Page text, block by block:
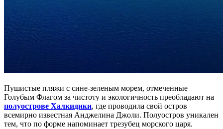
Пушистые пляжи с сине-зеленым морем, отмеченные
Голубым Флагом за чистоту и экологичность преобладают на
полуострове Халкидики, где проводила свой остров
всемирно известная Анджелина Джоли. Полуостров уникален
тем, что по форме напоминает трезубец морского царя.